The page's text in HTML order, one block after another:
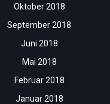
Oktober 2018
September 2018
Juni 2018
Mai 2018
Februar 2018
Januar 2018